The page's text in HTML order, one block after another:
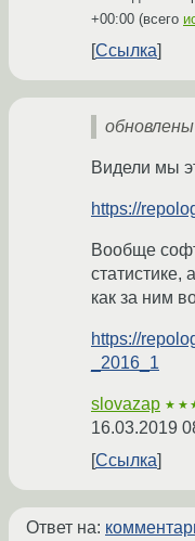
+00:00 (всего
Ссылка
Видели мы
https://
Вообще
статистике,
как за ним
https://
_2016_1
slovazap
16.03.2019
Ссылка
Ответ на: